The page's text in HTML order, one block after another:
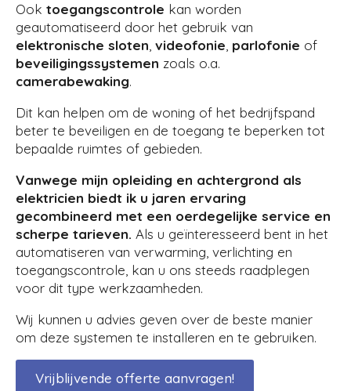
Ook toegangscontrole kan worden
geautomatiseerd door het gebruik van
elektronische sloten, videofonie, parlofonie of
beveiligingssystemen zoals o.a.
camerabewaking.
Dit kan helpen om de woning of het bedrijfspand
beter te beveiligen en de toegang te beperken tot
bepaalde ruimtes of gebieden.
Vanwege mijn opleiding en achtergrond als
elektricien biedt ik u jaren ervaring
gecombineerd met een oerdegelijke service en
scherpe tarieven. Als u geïnteresseerd bent in het
automatiseren van verwarming, verlichting en
toegangscontrole, kan u ons steeds raadplegen
voor dit type werkzaamheden.
Wij kunnen u advies geven over de beste manier
om deze systemen te installeren en te gebruiken.
Vrijblijvende offerte aanvragen!